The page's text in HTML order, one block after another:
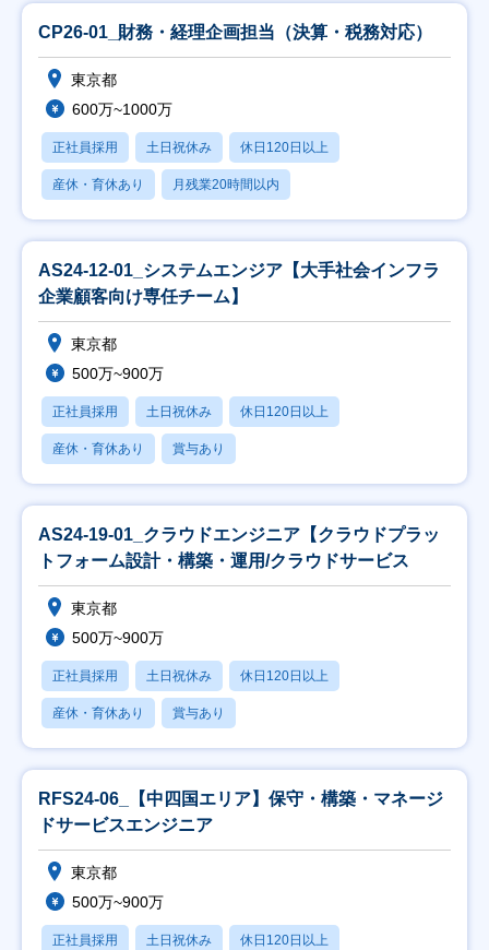
CP26-01_財務・経理企画担当（決算・税務対応）
東京都
600万~1000万
正社員採用 土日祝休み 休日120日以上
産休・育休あり 月残業20時間以内
AS24-12-01_システムエンジア【大手社会インフラ
企業顧客向け専任チーム】
東京都
500万~900万
正社員採用 土日祝休み 休日120日以上
産休・育休あり 賞与あり
AS24-19-01_クラウドエンジニア【クラウドプラッ
トフォーム設計・構築・運用/クラウドサービス
東京都
500万~900万
正社員採用 土日祝休み 休日120日以上
産休・育休あり 賞与あり
RFS24-06_【中四国エリア】保守・構築・マネージ
ドサービスエンジニア
東京都
500万~900万
正社員採用 土日祝休み 休日120日以上